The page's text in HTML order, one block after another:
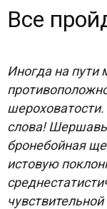
Все
Иногда на пути
слова!
бронебойная
истовую